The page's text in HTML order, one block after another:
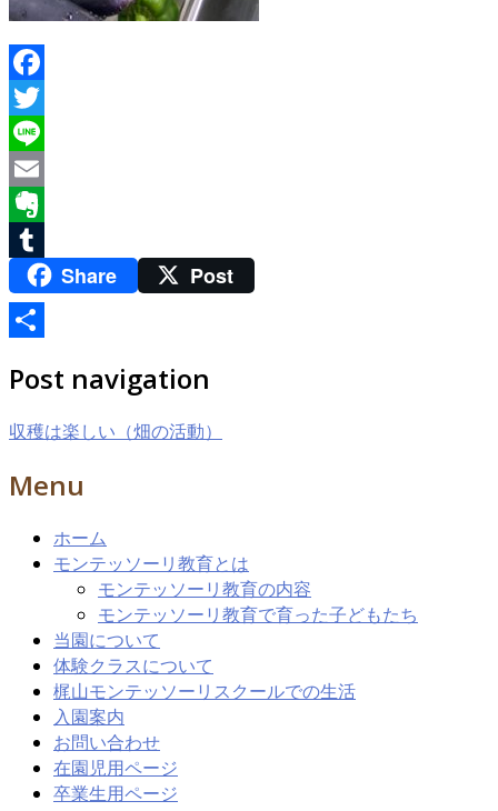
Facebook
Twitter
Line
Email
Evernote
TumblrShare Post
有
Post navigation
収穫は楽しい（畑の活動）
Menu
ホーム
モンテッソーリ教育とは
モンテッソーリ教育の内容
モンテッソーリ教育で育った子どもたち
当園について
体験クラスについて
梶山モンテッソーリスクールでの生活
入園案内
お問い合わせ
在園児用ページ
卒業生用ページ